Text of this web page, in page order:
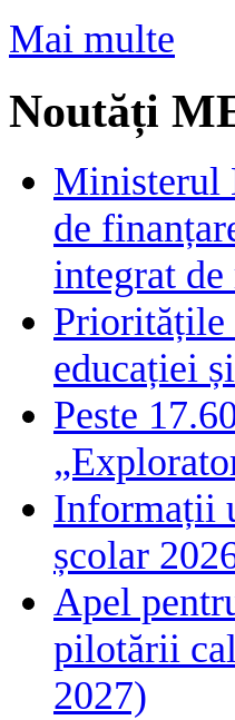
Mai multe
Noutăți
Ministerul
de
integrat
Prioritățile
educației
Peste
Informații
școlar
Apel
pilotării
2027)